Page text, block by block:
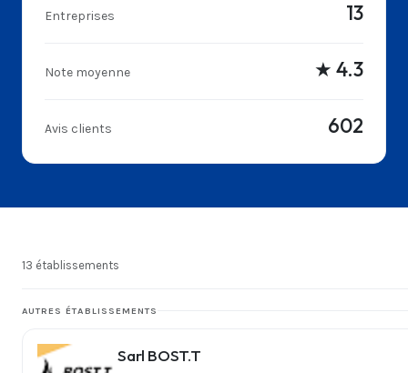
Entreprises 13
Note moyenne ★ 4.3
Avis clients 602
13 établissements
AUTRES ÉTABLISSEMENTS
Sarl BOST.T